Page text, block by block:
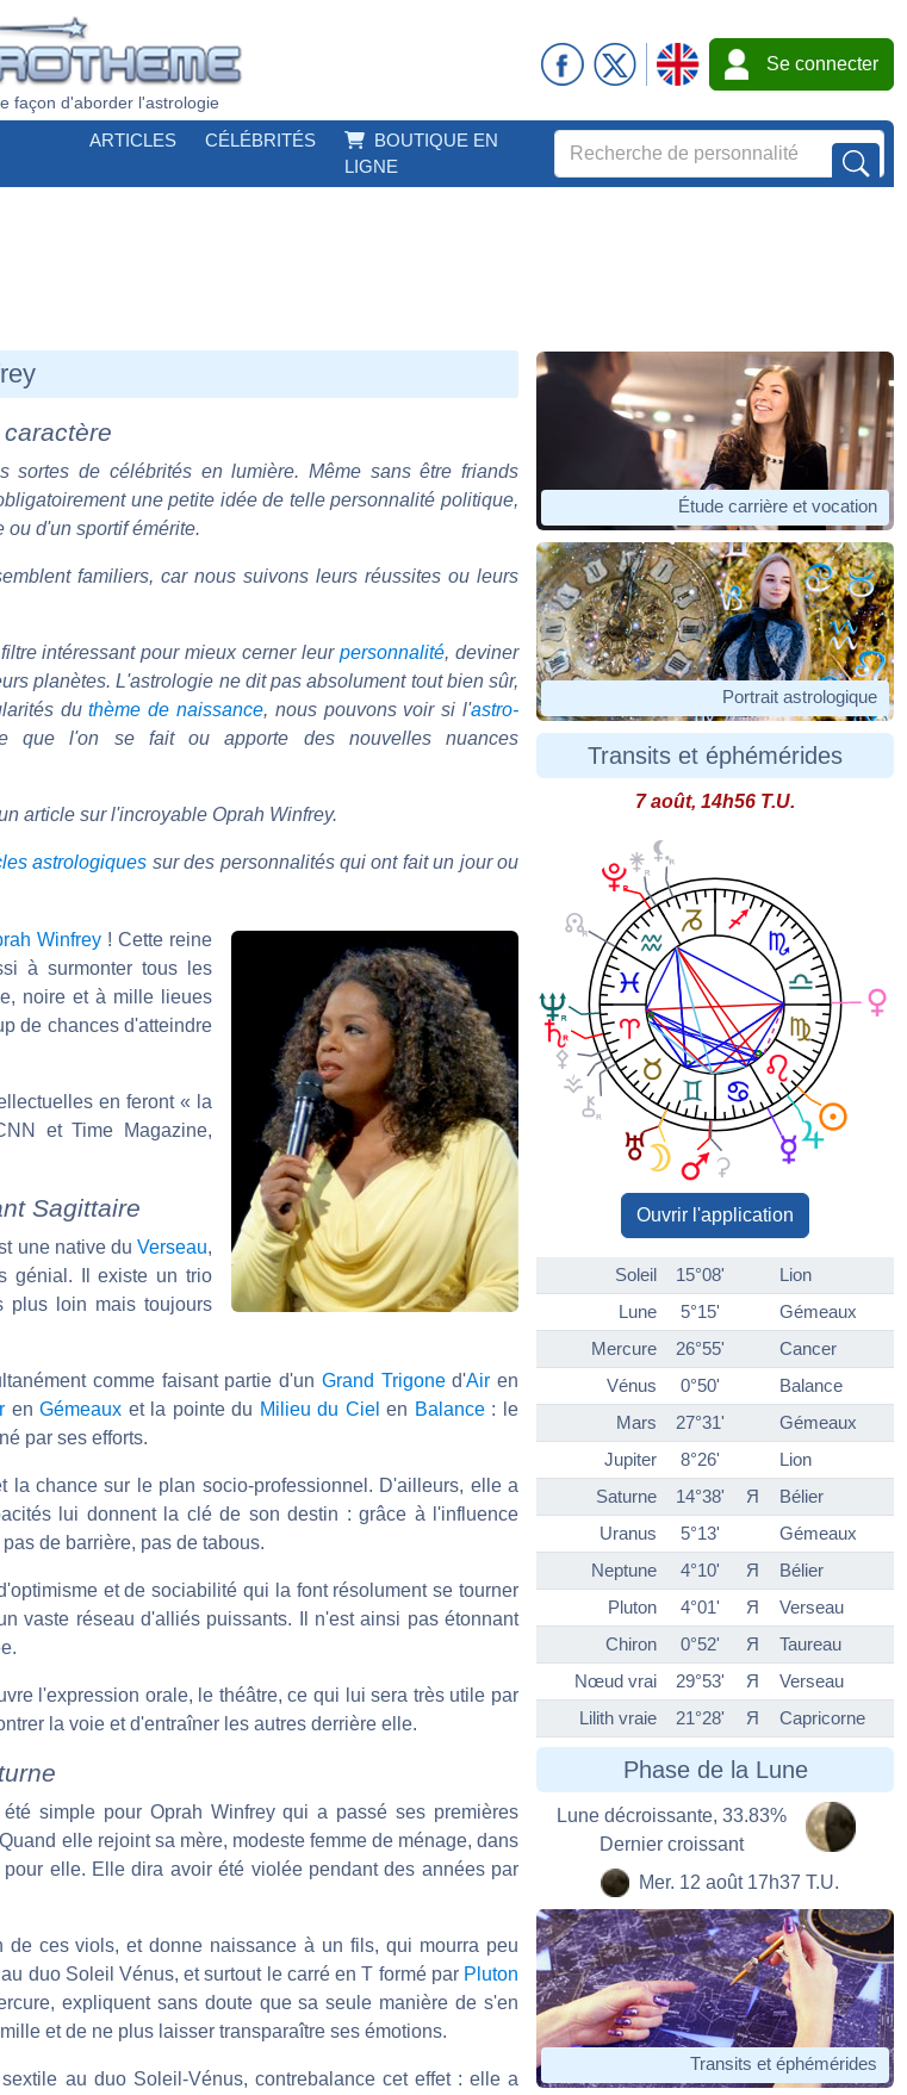
façon d'aborder l'astrologie
Se connecter
ARTICLES CÉLÉBRITÉS
BOUTIQUE EN
LIGNE
sortes de célébrités en lumière. Même sans être friands
une petite idée de telle personnalité politique,
ou d'un sportif émérite.
familiers, car nous suivons leurs réussites ou leurs
intéressant pour mieux cerner leurpersonnalité, deviner
planètes. L'astrologie ne dit pas absolument tout bien sûr,
duthème de naissance, nous pouvons voir si l'astro-
que l'on se fait ou apporte des nouvelles nuances
article sur l'incroyable Oprah Winfrey.
astrologiques sur des personnalités qui ont fait un jour ou
Winfrey ! Cette reine
à surmonter tous les
noire et à mille lieues
de chances d'atteindre
en feront « la
et Time Magazine,
Sagittaire
une native duVerseau,
génial. Il existe un trio
plus loin mais toujours
comme faisant partie d'un Grand Trigoned'Air en
enGémeaux et la pointe du Milieu du Ciel en Balance: le
par ses efforts.
chance sur le plan socio-professionnel. D'ailleurs, elle a
lui donnent la clé de son destin : grâce à l'influence
de barrière, pas de tabous.
et de sociabilité qui la font résolument se tourner
vaste réseau d'alliés puissants. Il n'est ainsi pas étonnant
l'expression orale, le théâtre, ce qui lui sera très utile par
la voie et d'entraîner les autres derrière elle.
simple pour Oprah Winfrey qui a passé ses premières
elle rejoint sa mère, modeste femme de ménage, dans
elle. Elle dira avoir été violée pendant des années par
ces viols, et donne naissance à un fils, qui mourra peu
au duo Soleil Vénus, et surtout le carré en T formé par Pluton
expliquent sans doute que sa seule manière de s'en
et de ne plus laisser transparaître ses émotions.
au duo Soleil-Vénus, contrebalance cet effet : elle a
Étude carrière et vocation
Portrait astrologique
Transits et éphémérides
7 août, 14h56 T.U.
Ouvrir l'application
Soleil 15°08'
Lion
Lune
5°15'
Gémeaux
Mercure
26°55'
Cancer
Vénus
0°50'
Balance
Mars
27°31'
Gémeaux
Jupiter
8°26'
Lion
Saturne
14°38' Я
Bélier
Uranus
5°13'
Gémeaux
Neptune
4°10' Я
Bélier
Pluton
4°01' Я
Verseau
Chiron
0°52' Я
Taureau
Nœud vrai
29°53' Я
Verseau
Lilith vraie
21°28' Я Capricorne
Phase de la Lune
Lune décroissante, 33.83%
Dernier croissant
Mer. 12 août 17h37 T.U.
Transits et éphémérides